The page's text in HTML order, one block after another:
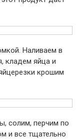
Наливаем в
кладем яйца и
крошим
солим, перчим по
и все тщательно